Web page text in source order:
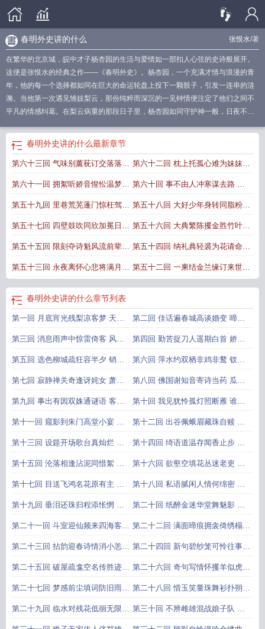
张恨水/著
春明外史讲的什么
在繁华的北京城，皖中才子杨杏园的生活与爱情如一部扣人心弦的史诗般展开。
这便是张恨水的经典之作——《春明外史》。杨杏园，一个充满才情与浪漫的青
年，他的每一个选择都如同在巨大的命运轮盘上投下一颗骰子，引发一连串的涟
漪。当他第一次遇见雏妓梨云，那份纯粹而深沉的一见钟情便注定了他们之间不
平凡的情感纠葛。在梨云病重的那段日子里，杨杏园如同守护神一般，日夜不离
让这份美好的愿望转瞬即逝，梨云的红颜命薄，不久便离开了人世。
冬青暗疾指的是什么
杨杏园结局春明外史人物分析梨云春明外史值得看吗春明外史中的春明是什么
明外史人物分析春明外史百度百科 春明外史在线阅读 春明外史杨杏园李冬青结
局春明外史有声春明外史陆无涯春明外史故事梗概春明外史李冬青暗疾
剧春明外史多少字春明外史全文免费阅读春明外史李冬青人物形象春明外史
李冬青暗疾的作者简介和历春明外史读后感 春明外史讲的什么春明外史的春明
史作者春明外史豆瓣春明外史里的诗词春明外史阅读春明外史人物原型春明
外史电影春明外史主人公春明外史原著喜马拉雅听书春明外史内容春明外史
全文
春明外史 张恨水春明外史结局春明外史梨云人物形象
剧春明外史张恨水全文
春明外史讲的什么最新章节
第六十三回 气味别薰莸订交落落
形骸自水乳相惜惺惺
第六十二回 枕上托孤心难为妹妹
楼头拼命意终惜卿卿
第六十一回 拥絮听娇音惺忪温梦
煨炉消永夜婉转谈情
第六十回 事不由人冲寒谋去路 饥
来驱我坠溷误前程
第五十九回 里巷荒芜蓬门惊枉驾
风尘落拓粉墨愧登场
第五十八回 大好少年身转同脂粉
可怜旧舞地来阅沧桑
第五十七回 四壁鼓吹同欣加冕日
一堂椅案不是读书天
第五十六回 大典繁陈攫金胜竹叶
新章急就挥汗颂梅花
第五十五回 限刻夺诗魁风流前辈
连宵制菊选笔墨闲人
第五十四回 纳礼典轻裘为花请命
论交关盛馔按日传餐
第五十三回 永夜离怀心悲将满月
斜阳古道肠断独归人
第五十二回 一柬结金兰缘订来世
四言留血泪誓守今生
春明外史讲的什么章节列表
第一回 月底宵光残梨凉客梦 天涯
寒食芳草怨归魂
第二回 佳话遍春城高谈婚变 啼声
喧粉窟混战情魔
第三回 消息雨声中惊雷倚客 风光
花落后煮茗劳僧
第四回 勤苦捉刀人遥期白首 娇羞
知己语暗约黄昏
第五回 选色柳城疏狂容半夕 销魂
花下遗恨已千秋
第六回 萍水约双栖非鸡非鹜 钗光
惊一瞥疑雨疑云
第七回 寂静禅关奇逢讶姹女 萧条
客馆重币感花卿
第八回 佛国谢知音寄诗当药 瓜棚
迟晚唱咏月书怀
第九回 事出有因双姝通谜语 客来
不速一笑蹴帘波
第十回 我见犹怜孤灯照断雁 谁能
遣此深夜送飘茵
第十一回 窥影到朱门高堂小宴 听
歌怜翠袖隔座分香
第十二回 出谷佩蛾眉藏珠自赎 分
金快月老沽酒同倾
第十三回 设筵开场歌台真灿烂 典
衣终曲舞袖太郎当
第十四回 绮语道温存闻香止步 晚
妆悲薄幸泣粉成痕
第十五回 沦落相逢沾泥同惜絮 缠
绵示意解渴暗分柑
第十六回 欲壑空填花丛迷老吏 坠
欢难拾宦境困英雄
第十七回 目送飞鸿名花原有主 人
成逐客覆水不堪收
第十八回 私语腻闲人情何绵密 良
宵留荡子乡本温柔
第十九回 垂泪还珠归程添怅惘 忍
心碎柬好梦渐阑珊
第二十回 纸醉金迷华堂舞魅影 水
流花谢情海咏归槎
第二十一回 斗室迎仙频来四海客
瓣香却病聊赠一枝梅
第二十二回 满面啼痕拥衾倚绣榻
载途风雪收骨葬荒丘
第二十三回 拈韵迎春诗情消小恙
放怀守岁旅感寄微醺
第二十四回 新句碧纱笼可怜往事
锦弦红袖拂如此良宵
第二十五回 破屋疏龛空名传胜迹
荒城古刹幸遇晤芳姿
第二十六回 奇句写情怀攫羊似虎
锦屏漏消息打鸭惊鸳
第二十七回 梦感前尘填词防旧雨
书还故主铸错得新诗
第二十八回 惜玉笑量珠舞衫扑朔
献花同染指捷径迷离
第二十九回 临水对残花低徊无限 第三十回 不辨雌雄混战娘子队 语